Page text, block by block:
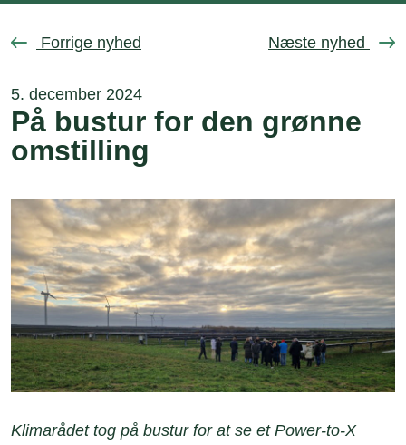
Forrige nyhed Næste nyhed
5. december 2024
På bustur for den grønne
omstilling
Klimarådet tog på bustur for at se et Power-to-X